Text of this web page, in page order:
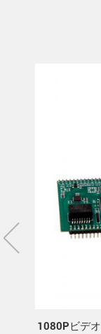
ネ
IPス